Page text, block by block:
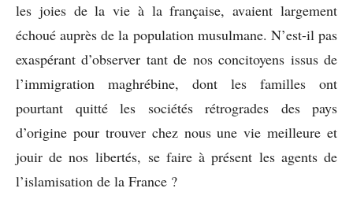
les joies de la vie à la française, avaient largement
échoué auprès de la population musulmane. N’est-il pas
exaspérant d’observer tant de nos concitoyens issus de
l’immigration maghrébine, dont les familles ont
pourtant quitté les sociétés rétrogrades des pays
d’origine pour trouver chez nous une vie meilleure et
jouir de nos libertés, se faire à présent les agents de
l’islamisation de la France ?